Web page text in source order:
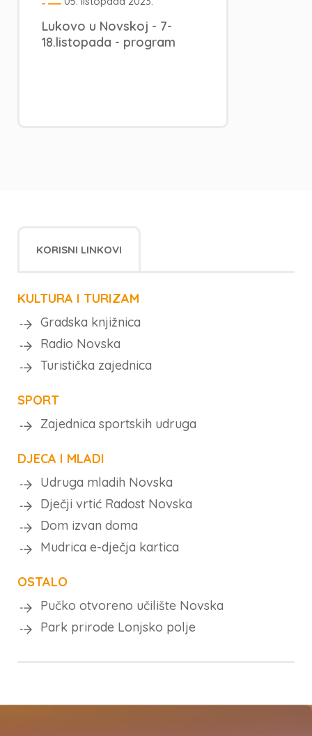
Lukovo u Novskoj - 7-
18.listopada - program
KORISNI LINKOVI
KULTURA I TURIZAM
Gradska knjižnica
Radio Novska
Turistička zajednica
SPORT
Zajednica sportskih udruga
DJECA I MLADI
Udruga mladih Novska
Dječji vrtić Radost Novska
Dom izvan doma
Mudrica e-dječja kartica
OSTALO
Pučko otvoreno učilište Novska
Park prirode Lonjsko polje